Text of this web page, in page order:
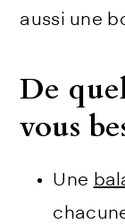
aussi une
De
vous
Une